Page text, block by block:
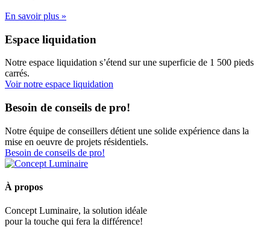
En savoir plus »
Espace liquidation
Notre espace liquidation s’étend sur une superficie de 1 500 pieds
carrés.
Voir notre espace liquidation
Besoin de conseils de pro!
Notre équipe de conseillers détient une solide expérience dans la
mise en oeuvre de projets résidentiels.
Besoin de conseils de pro!
À propos
Concept Luminaire, la solution idéale
pour la touche qui fera la différence!